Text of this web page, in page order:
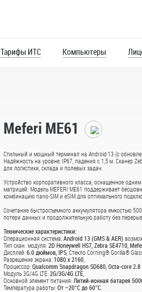
Тарифы ИТС Компьютеры
Meferi ME61
Стильный и мощный терминал на Android 13 (с
Надёжность на уровне: IP67, падения с 1,5 м. Сканер
для логистики, склада и полевых задач.
Устройство корпоративного класса, оснащенное
матрицей. Модель MEFERI ME61 поддерживает
комбинацию nano-SIM и eSIM для оптимального
Сочетание быстросъемного аккумулятора емкостью
потери данных и продолжительную работу без
Технические характеристики:
Операционная система:Android 13 (GMS & AER)
Тип скан. модуля:2D Honeywell HS7, Zebra SE4710,
Дисплей:6.0 дюймов, IPS, Стекло Corning® Gorilla®
Разрешение экрана:1080 x 2160,
Процессор:Qualcomm Snapdragon SD680, Octa-core 2.8
Модуль 3G/4G LTE:2G/3G/4G LTE,
Основной элемент питания: Литий-ионная батарея
Температура работы:От –20°C до 60°C.
Папка клип-борд, A4
Выполнена из качественного
пластика и предназначена для
закрепить страницу на планшете -
и можно начинать писать на ней.